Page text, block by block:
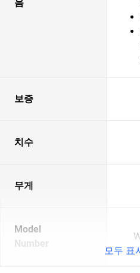
음
보증
치수
무게
Model
Number
모두 표